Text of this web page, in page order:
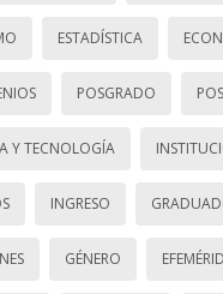
ESTADÍSTICA
POSGRADO
Y TECNOLOGÍA
INGRESO
GÉNERO